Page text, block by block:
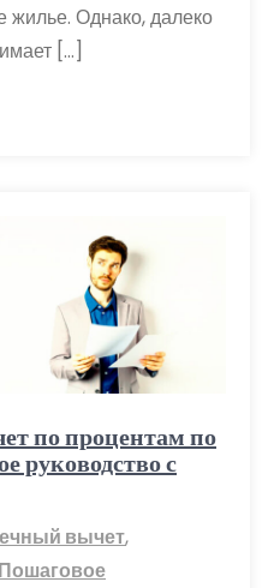
жилье. Однако, далеко
[…]
по процентам по
руководство с
вычет,
Пошаговое